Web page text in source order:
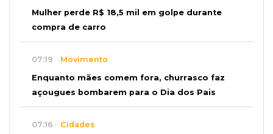
Mulher perde R$ 18,5 mil em golpe durante
compra de carro
07:19 Movimento
Enquanto mães comem fora, churrasco faz
açougues bombarem para o Dia dos Pais
07:16 Cidades